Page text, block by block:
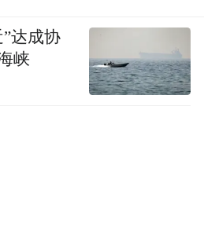
达成协
峡